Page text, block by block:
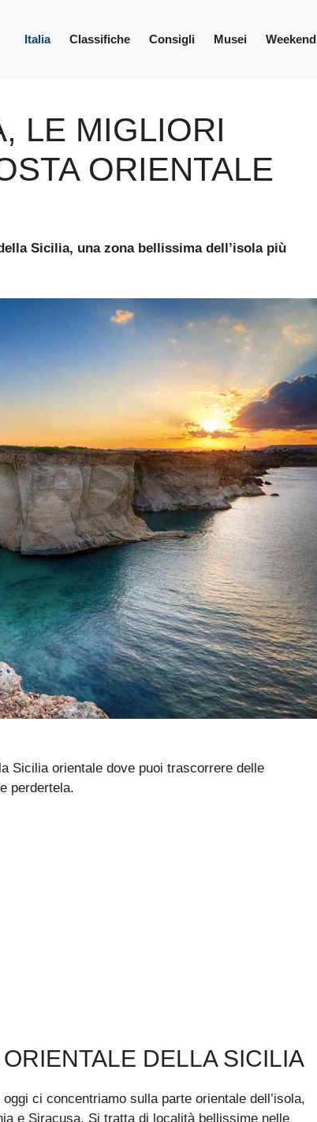
Italia Classifiche Consigli Musei Weekend
LE MIGLIORI
ORIENTALE
Sicilia, una zona bellissima dell’isola più
Sicilia orientale dove puoi trascorrere delle
perdertela.
DELLA SICILIA
oggi ci concentriamo sulla parte orientale dell’isola,
e Siracusa. Si tratta di località bellissime nelle